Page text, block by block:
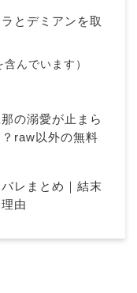
とデミアンを取
んでいます）
の溺愛が止まら
raw以外の無料
レまとめ｜結末
由